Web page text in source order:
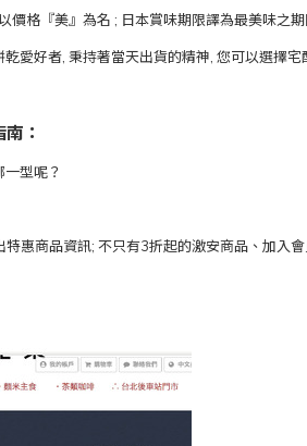
格『美』為名 ; 日本賞味期限譯為最美味之期
愛好者, 秉持著當天出貨的精神, 您可以選擇
：
型呢？
惠商品資訊; 不只有3折起的激安商品、加入